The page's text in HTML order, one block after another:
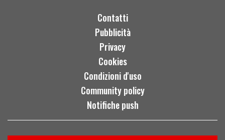
Contatti
Pubblicità
Privacy
Cookies
Condizioni d'uso
Community policy
Notifiche push